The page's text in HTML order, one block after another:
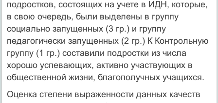
подростков, состоящих на учете в ИДН, которые,
в свою очередь, были выделены в группу
социально запущенных (3 гр.) и группу
педагогически запущенных (2 гр.) К Контрольную
группу (1 гр.) составили подростки из числа
хорошо успевающих, активно участвующих в
общественной жизни, благополучных учащихся.
Оценка степени выраженности данных качеств